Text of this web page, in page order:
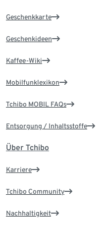
Geschenkkarte
Geschenkideen
Kaffee-Wiki
Mobilfunklexikon
Tchibo MOBIL FAQs
Entsorgung / Inhaltsstoffe
Über Tchibo
Karriere
Tchibo Community
Nachhaltigkeit